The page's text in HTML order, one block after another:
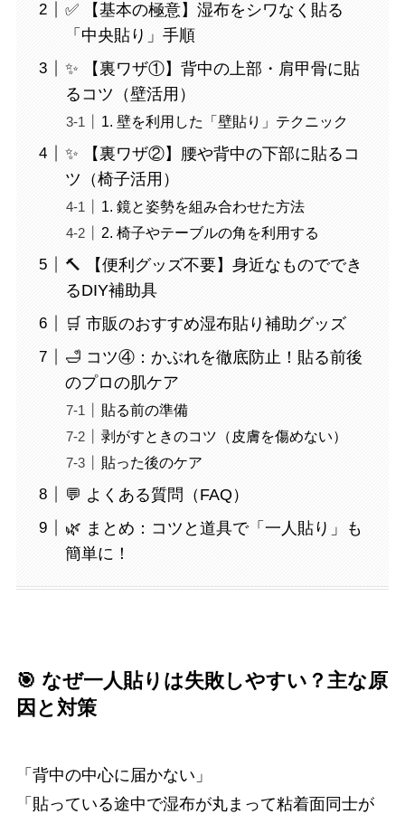
✅ 【基本の極意】湿布をシワなく貼る
「中央貼り」手順
✨ 【裏ワザ①】背中の上部・肩甲骨に貼
るコツ（壁活用）
1. 壁を利用した「壁貼り」テクニック
✨ 【裏ワザ②】腰や背中の下部に貼るコ
ツ（椅子活用）
1. 鏡と姿勢を組み合わせた方法
2. 椅子やテーブルの角を利用する
🔨 【便利グッズ不要】身近なものででき
るDIY補助具
🛒 市販のおすすめ湿布貼り補助グッズ
🛁 コツ④：かぶれを徹底防止！貼る前後
のプロの肌ケア
貼る前の準備
剥がすときのコツ（皮膚を傷めない）
貼った後のケア
💬 よくある質問（FAQ）
🌿 まとめ：コツと道具で「一人貼り」も
簡単に！
🎯 なぜ一人貼りは失敗しやすい？主な原
因と対策
「背中の中心に届かない」
「貼っている途中で湿布が丸まって粘着面同士が